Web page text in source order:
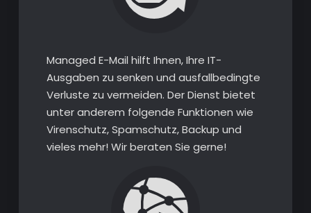
Managed E-Mail hilft Ihnen, Ihre IT-
Ausgaben zu senken und ausfallbedingte
Verluste zu vermeiden. Der Dienst bietet
unter anderem folgende Funktionen wie
Virenschutz, Spamschutz, Backup und
vieles mehr! Wir beraten Sie gerne!